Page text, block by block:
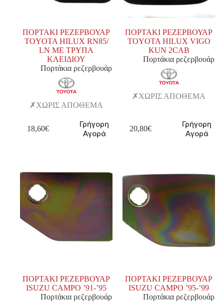
ΠΟΡΤΑΚΙ ΡΕΖΕΡΒΟΥΑΡ
TOYOTA HILUX RN85/
LN ΜΕ ΤΡΥΠΑ
ΚΛΕΙΔΙΟΥ
Πορτάκια ρεζερβουάρ
ΧΩΡΙΣ ΑΠΟΘΕΜΑ
18,60€
Γρήγορη
Αγορά
ΠΟΡΤΑΚΙ ΡΕΖΕΡΒΟΥΑΡ
TOYOTA HILUX VIGO
KUN 2CAB
Πορτάκια ρεζερβουάρ
ΧΩΡΙΣ ΑΠΟΘΕΜΑ
20,80€
Γρήγορη
Αγορά
ΠΟΡΤΑΚΙ ΡΕΖΕΡΒΟΥΑΡ
ISUZU CAMPO ’91-’95
Πορτάκια ρεζερβουάρ
ΠΟΡΤΑΚΙ ΡΕΖΕΡΒΟΥΑΡ
ISUZU CAMPO ’95-’99
Πορτάκια ρεζερβουάρ